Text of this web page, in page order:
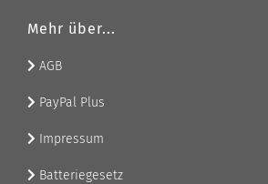
Mehr über...
AGB
PayPal Plus
Impressum
Batteriegesetz